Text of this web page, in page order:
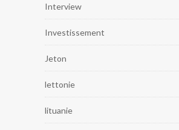
Interview
Investissement
Jeton
lettonie
lituanie